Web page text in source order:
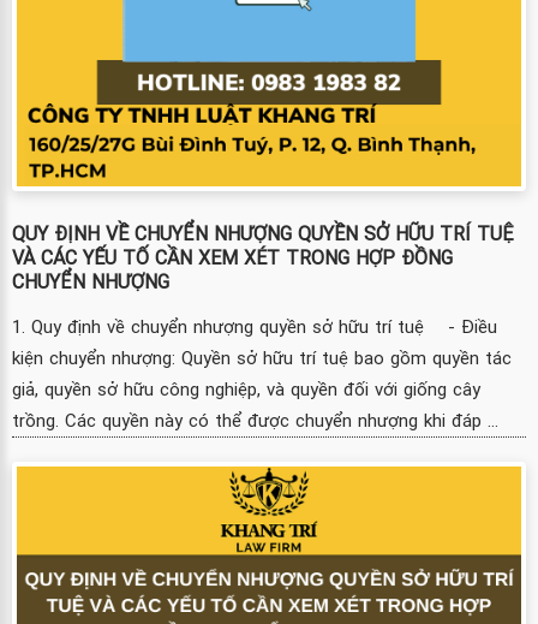
QUY ĐỊNH VỀ CHUYỂN NHƯỢNG QUYỀN SỞ HỮU TRÍ TUỆ
VÀ CÁC YẾU TỐ CẦN XEM XÉT TRONG HỢP ĐỒNG
CHUYỂN NHƯỢNG
1. Quy định về chuyển nhượng quyền sở hữu trí tuệ - Điều
kiện chuyển nhượng: Quyền sở hữu trí tuệ bao gồm quyền tác
giả, quyền sở hữu công nghiệp, và quyền đối với giống cây
trồng. Các quyền này có thể được chuyển nhượng khi đáp ...